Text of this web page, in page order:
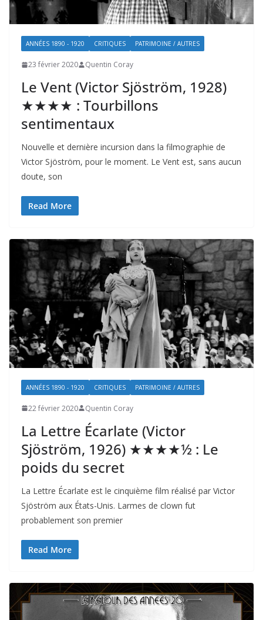
ANNÉES 1890 - 1920 CRITIQUES PATRIMOINE / AUTRES
23 février 2020 Quentin Coray
Le Vent (Victor Sjöström, 1928)
★★★★ : Tourbillons
sentimentaux
Nouvelle et dernière incursion dans la filmographie de
Victor Sjöström, pour le moment. Le Vent est, sans aucun
doute, son
Read More
ANNÉES 1890 - 1920 CRITIQUES PATRIMOINE / AUTRES
22 février 2020 Quentin Coray
La Lettre Écarlate (Victor
Sjöström, 1926) ★★★★½ : Le
poids du secret
La Lettre Écarlate est le cinquième film réalisé par Victor
Sjöström aux États-Unis. Larmes de clown fut
probablement son premier
Read More